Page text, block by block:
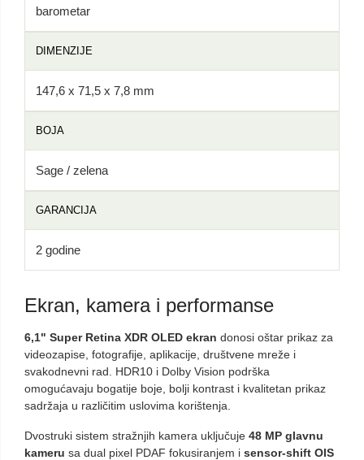
barometar
DIMENZIJE
147,6 x 71,5 x 7,8 mm
BOJA
Sage / zelena
GARANCIJA
2 godine
Ekran, kamera i performanse
6,1" Super Retina XDR OLED ekran donosi oštar prikaz za
videozapise, fotografije, aplikacije, društvene mreže i
svakodnevni rad. HDR10 i Dolby Vision podrška
omogućavaju bogatije boje, bolji kontrast i kvalitetan prikaz
sadržaja u različitim uslovima korištenja.
Dvostruki sistem stražnjih kamera uključuje 48 MP glavnu
kameru sa dual pixel PDAF fokusiranjem i sensor-shift OIS